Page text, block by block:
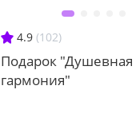
4.9 (102)
Подарок "Душевная
гармония"